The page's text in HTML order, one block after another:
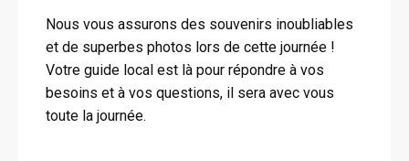
Nous vous assurons des souvenirs inoubliables
et de superbes photos lors de cette journée !
Votre guide local est là pour répondre à vos
besoins et à vos questions, il sera avec vous
toute la journée.